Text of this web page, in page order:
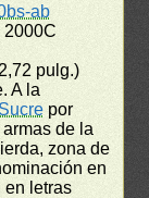
ab
2000C
pulg.)
A la
por
de la
zona de
en
en letras